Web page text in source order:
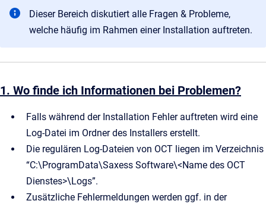
Dieser Bereich diskutiert alle Fragen & Probleme,
welche häufig im Rahmen einer Installation auftreten.
1. Wo finde ich Informationen bei Problemen?
Falls während der Installation Fehler auftreten wird eine
Log-Datei im Ordner des Installers erstellt.
Die regulären Log-Dateien von OCT liegen im Verzeichnis
“C:\ProgramData\Saxess Software\<Name des OCT
Dienstes>\Logs”.
Zusätzliche Fehlermeldungen werden ggf. in der